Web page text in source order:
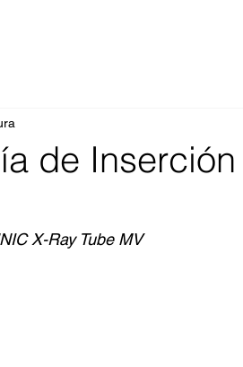
de Inserción
X-Ray Tube MV